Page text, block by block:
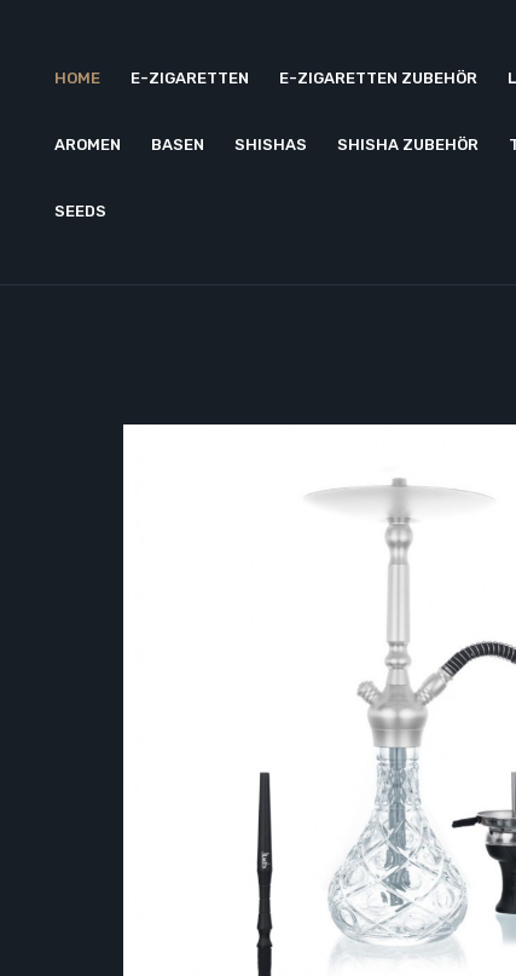
HOME E-ZIGARETTEN E-ZIGARETTEN ZUBEHÖR
AROMEN BASEN SHISHAS SHISHA ZUBEHÖR
SEEDS